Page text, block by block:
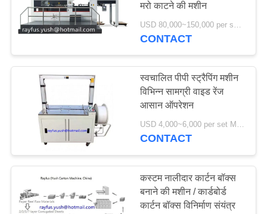
मरो काटने की मशीन
CONTACT
स्वचालित पीपी स्ट्रैपिंग मशीन
विभिन्न सामग्री वाइड रेंज
आसान ऑपरेशन
USD 4,000~6,000 per set MOQ:एक सेट
CONTACT
कस्टम नालीदार कार्टन बॉक्स
बनाने की मशीन / कार्डबोर्ड
कार्टन बॉक्स विनिर्माण संयंत्र